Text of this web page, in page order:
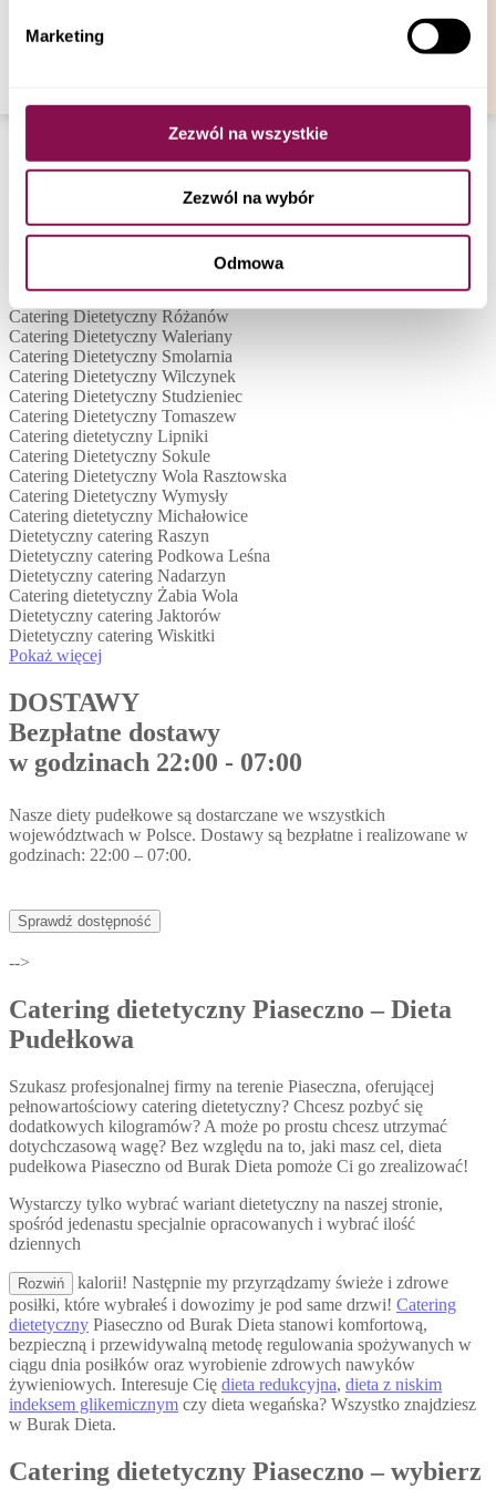
Twojej przeglądarki.
Marketing
Zezwól na wszystkie
Zezwól na wybór
Odmowa
Catering Dietetyczny Warka
Dieta pudełkowa Brzeziny
Catering Dietetyczny Góra Kalwaria
Catering Dietetyczny Kurowice
Catering Dietetyczny Makowiska
Catering Dietetyczny Niemieryczew
Catering Dietetyczny Piekarowo
Catering Dietetyczny Radziwiłłów
Catering Dietetyczny Różanów
Catering Dietetyczny Waleriany
Catering Dietetyczny Smolarnia
Catering Dietetyczny Wilczynek
Catering Dietetyczny Studzieniec
Catering Dietetyczny Tomaszew
Catering dietetyczny Lipniki
Catering Dietetyczny Sokule
Catering Dietetyczny Wola Rasztowska
Catering Dietetyczny Wymysły
Catering dietetyczny Michałowice
Dietetyczny catering Raszyn
Dietetyczny catering Podkowa Leśna
Dietetyczny catering Nadarzyn
Catering dietetyczny Żabia Wola
Dietetyczny catering Jaktorów
Dietetyczny catering Wiskitki
Pokaż więcej
DOSTAWY
Bezpłatne dostawy
w godzinach 22:00 - 07:00
Nasze diety pudełkowe są dostarczane we wszystkich
województwach w Polsce. Dostawy są bezpłatne i realizowane w
godzinach: 22:00 – 07:00.
Sprawdź dostępność
-->
Catering dietetyczny Piaseczno – Dieta
Pudełkowa
Szukasz profesjonalnej firmy na terenie Piaseczna, oferującej
pełnowartościowy catering dietetyczny? Chcesz pozbyć się
dodatkowych kilogramów? A może po prostu chcesz utrzymać
dotychczasową wagę? Bez względu na to, jaki masz cel, dieta
pudełkowa Piaseczno od Burak Dieta pomoże Ci go zrealizować!
Wystarczy tylko wybrać wariant dietetyczny na naszej stronie,
spośród jedenastu specjalnie opracowanych i wybrać ilość
dziennych
Rozwiń
kalorii! Następnie my przyrządzamy świeże i zdrowe
posiłki, które wybrałeś i dowozimy je pod same drzwi! Catering
dietetyczny Piaseczno od Burak Dieta stanowi komfortową,
bezpieczną i przewidywalną metodę regulowania spożywanych w
ciągu dnia posiłków oraz wyrobienie zdrowych nawyków
żywieniowych. Interesuje Cię dieta redukcyjna, dieta z niskim
indeksem glikemicznym czy dieta wegańska? Wszystko znajdziesz
w Burak Dieta.
Catering dietetyczny Piaseczno – wybierz